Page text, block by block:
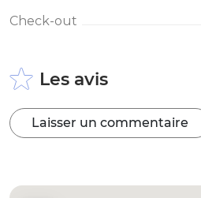
Check-out
Les avis
Laisser un commentaire